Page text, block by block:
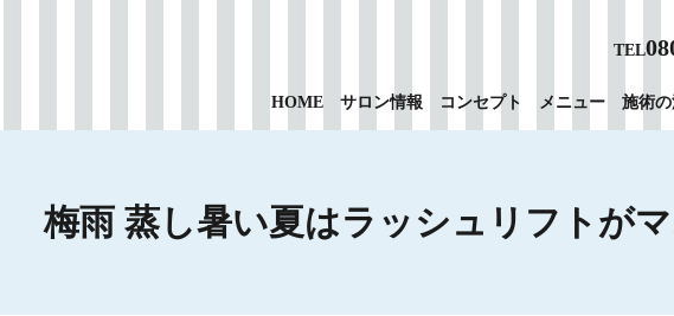
HOME サロン情報 コンセプト メニュー 施術
TEL
梅雨 蒸し暑い夏はラッシュリフトが